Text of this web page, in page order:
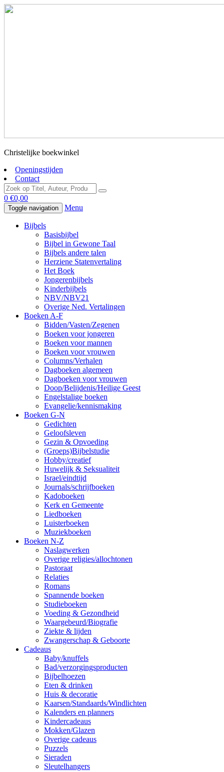
Christelijke boekwinkel
Openingstijden
Contact
0 €0,00
Toggle navigation Menu
Bijbels
Basisbijbel
Bijbel in Gewone Taal
Bijbels andere talen
Herziene Statenvertaling
Het Boek
Jongerenbijbels
Kinderbijbels
NBV/NBV21
Overige Ned. Vertalingen
Boeken A-F
Bidden/Vasten/Zegenen
Boeken voor jongeren
Boeken voor mannen
Boeken voor vrouwen
Columns/Verhalen
Dagboeken algemeen
Dagboeken voor vrouwen
Doop/Belijdenis/Heilige Geest
Engelstalige boeken
Evangelie/kennismaking
Boeken G-N
Gedichten
Geloofsleven
Gezin & Opvoeding
(Groeps)Bijbelstudie
Hobby/creatief
Huwelijk & Seksualiteit
Israel/eindtijd
Journals/schrijfboeken
Kadoboeken
Kerk en Gemeente
Liedboeken
Luisterboeken
Muziekboeken
Boeken N-Z
Naslagwerken
Overige religies/allochtonen
Pastoraat
Relaties
Romans
Spannende boeken
Studieboeken
Voeding & Gezondheid
Waargebeurd/Biografie
Ziekte & lijden
Zwangerschap & Geboorte
Cadeaus
Baby/knuffels
Bad/verzorgingsproducten
Bijbelhoezen
Eten & drinken
Huis & decoratie
Kaarsen/Standaards/Windlichten
Kalenders en planners
Kindercadeaus
Mokken/Glazen
Overige cadeaus
Puzzels
Sieraden
Sleutelhangers